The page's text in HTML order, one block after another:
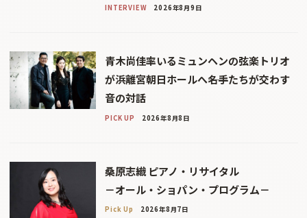
INTERVIEW 2026年8月9日
青木尚佳率いるミュンヘンの弦楽トリオ
が浜離宮朝日ホールへ――名手たちが交わす
音の対話
PICK UP 2026年8月8日
桑原志織 ピアノ・リサイタル
－オール・ショパン・プログラム－
Pick Up 2026年8月7日